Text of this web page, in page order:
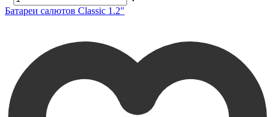
Батареи салютов Classic 1.2"